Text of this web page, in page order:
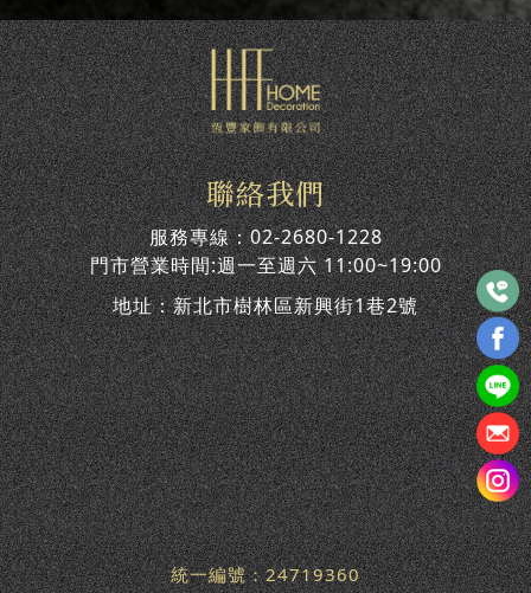
聯絡我們
服務專線：02-2680-1228
門市營業時間:週一至週六 11:00~19:00
地址：新北市樹林區新興街1巷2號
統一編號：24719360